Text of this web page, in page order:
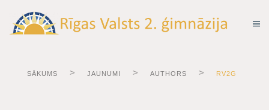
SĀKUMS JAUNUMI AUTHORS RV2G